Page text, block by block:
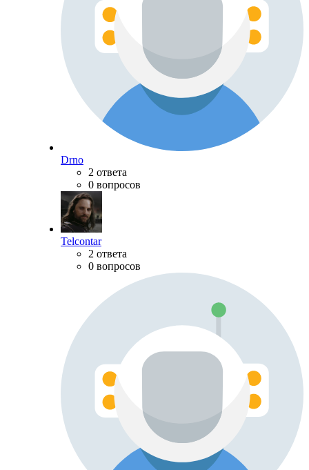
Drno
2 ответа
0 вопросов
Telcontar
2 ответа
0 вопросов